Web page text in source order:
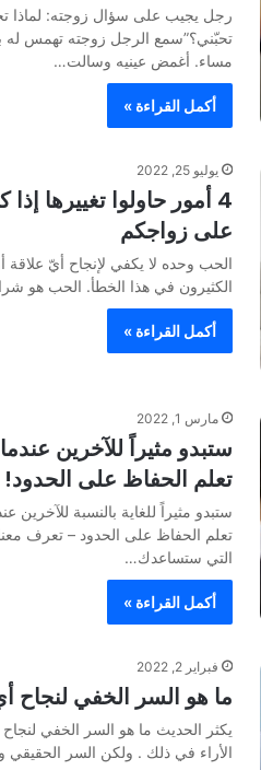
رجل يجيب على سؤال زوجته: لماذا
تحبّني؟”سمع الرجل زوجته تهمس له
مساء. أغمض عينيه وسالت…
أكمل القراءة »
يوليو 25, 2022
4 أمور حاولوا تغييرها
على زواجكم
الحب وحده لا يكفي لإنجاح أيّ علاقة
الكثيرون في هذا الخطأ. الحب هو
أكمل القراءة »
مارس 1, 2022
ستبدو مثيراً للآخرين
تعلم الحفاظ على الحدود!
ستبدو مثيراً للغاية بالنسبة للآخرين
تعلم الحفاظ على الحدود – تعرف
التي ستساعدك…
أكمل القراءة »
فبراير 2, 2022
ما هو السر الخفي لنجاح
يكثر الحديث ما هو السر الخفي لنجاح
الأراء في ذلك . ولكن السر الحقيقي